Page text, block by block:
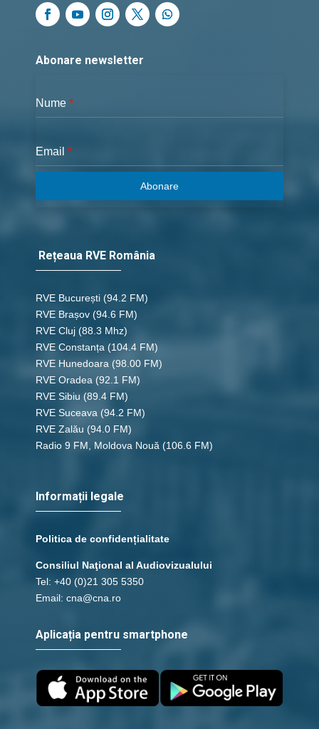
Abonare newsletter
Nume *
Email *
Abonare
Rețeaua RVE România
RVE București (94.2 FM)
RVE Brașov (94.6 FM)
RVE Cluj (88.3 Mhz)
RVE Constanța (104.4 FM)
RVE Hunedoara (98.00 FM)
RVE Oradea (92.1 FM)
RVE Sibiu (89.4 FM)
RVE Suceava (94.2 FM)
RVE Zalău (94.0 FM)
Radio 9 FM, Moldova Nouă (106.6 FM)
Informații legale
Politica de confidențialitate
Consiliul Naţional al Audiovizualului
Tel: +40 (0)21 305 5350
Email: cna@cna.ro
Aplicația pentru smartphone